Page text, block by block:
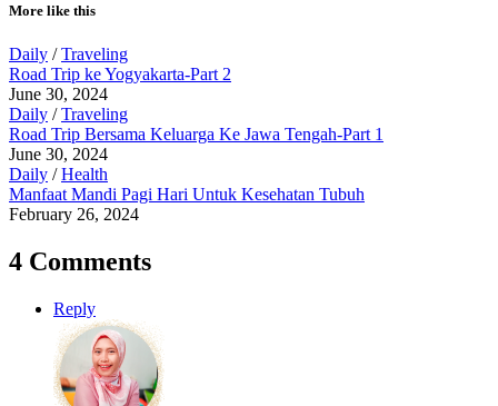
More like this
Daily /Traveling
Road Trip ke Yogyakarta-Part 2
June 30, 2024
Daily /Traveling
Road Trip Bersama Keluarga Ke Jawa Tengah-Part 1
June 30, 2024
Daily /Health
Manfaat Mandi Pagi Hari Untuk Kesehatan Tubuh
February 26, 2024
4 Comments
Reply